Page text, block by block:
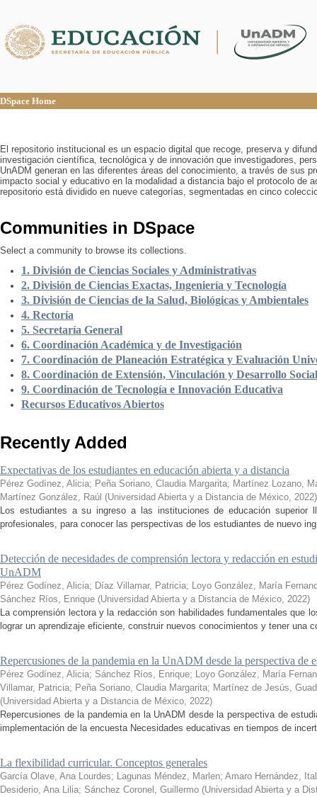
DSpace Home
El repositorio institucional es un espacio digital que recoge, preserva y
investigación científica, tecnológica y de innovación que investigadores,
UnADM generan en las diferentes áreas del conocimiento, a través de sus
impacto social y educativo en la modalidad a distancia bajo el protocolo de
repositorio está dividido en nueve categorías, segmentadas en cinco
Communities in DSpace
Select a community to browse its collections.
1. División de Ciencias Sociales y Administrativas
2. División de Ciencias Exactas, Ingeniería y Tecnología
3. División de Ciencias de la Salud, Biológicas y Ambientales
4. Rectoría
5. Secretaría General
6. Coordinación Académica y de Investigación
7. Coordinación de Planeación Estratégica y Evaluación
8. Coordinación de Extensión, Vinculación y Desarrollo Social
9. Coordinación de Tecnología e Innovación Educativa
Recursos Educativos Abiertos
Recently Added
Expectativas de los estudiantes en educación abierta y a distancia
Pérez Godínez, Alicia; Peña Soriano, Claudia Margarita; Martínez Lozano,
Martínez González, Raúl (Universidad Abierta y a Distancia de México, 2022)
Los estudiantes a su ingreso a las instituciones de educación superior
profesionales, para conocer las perspectivas de los estudiantes de nuevo
Detección de necesidades de comprensión lectora y redacción en
UnADM
Pérez Godínez, Alicia; Díaz Villamar, Patricia; Loyo González, María
Sánchez Ríos, Enrique (Universidad Abierta y a Distancia de México, 2022)
La comprensión lectora y la redacción son habilidades fundamentales que
lograr un aprendizaje eficiente, construir nuevos conocimientos y tener una
Repercusiones de la pandemia en la UnADM desde la perspectiva de
Pérez Godínez, Alicia; Sánchez Ríos, Enrique; Loyo González, María
Villamar, Patricia; Peña Soriano, Claudia Margarita; Martínez de Jesús,
(Universidad Abierta y a Distancia de México, 2022)
Repercusiones de la pandemia en la UnADM desde la perspectiva de
implementación de la encuesta Necesidades educativas en tiempos de
La flexibilidad curricular. Conceptos generales
García Olave, Ana Lourdes; Lagunas Méndez, Marlen; Amaro Hernández,
Desiderio, Ana Lilia; Sánchez Coronel, Guillermo (Universidad Abierta y a